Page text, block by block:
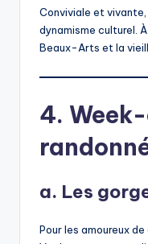
Conviviale et
dynamisme culturel.
Beaux-Arts et la
4.
a. Les
Pour les amoureux